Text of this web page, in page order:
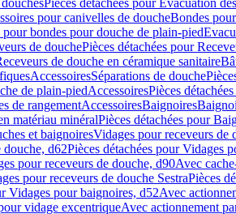
Pièces détachées pour Évacuation
pour canivelles de doucheBondes
pour bondes pour douche de plain-pied
de douchePièces détachées pour
de douche en céramique sanitaire
AccessoiresSéparations de douche
de plain-piedAccessoiresPièces
de rangementAccessoiresBaignoires
matériau minéralPièces détachées pour
et baignoiresVidages pour receveurs de
douche, d62Pièces détachées pour Vidages
pour receveurs de douche, d90Avec
pour receveurs de douche SestraPièces
Vidages pour baignoires, d52Avec
vidage excentriqueAvec actionnement